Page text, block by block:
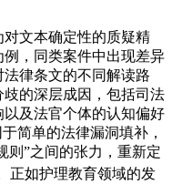
文本确定性的质疑精
，同类案件中出现差异
律条文的不同解读路
的深层成因，包括司法
及法官个体的认知偏好
简单的法律漏洞填补，
则”之间的张力，重新定
正如护理教育领域的发